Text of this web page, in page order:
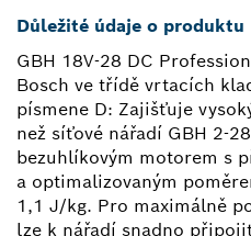
Důležité údaje o produktu
GBH 18V-28 DC
Bosch ve třídě vrtacích
písmene D: Zajišťuje
než síťové nářadí GBH 2-
bezuhlíkovým motorem s
a optimalizovaným
1,1 J/kg. Pro maximálně
lze k nářadí snadno